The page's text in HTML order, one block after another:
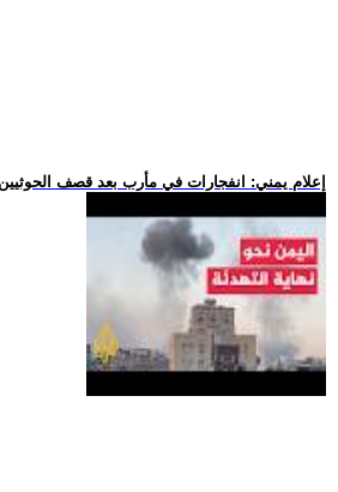
.. إعلام يمني: انفجارات في مأرب بعد قصف